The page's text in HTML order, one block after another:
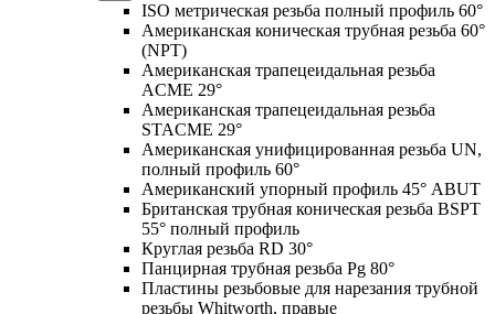
ISO метрическая резьба полный профиль 60°
Американская коническая трубная резьба 60°
(NPT)
Американская трапецеидальная резьба
ACME 29°
Американская трапецеидальная резьба
STACME 29°
Американская унифицированная резьба UN,
полный профиль 60°
Американский упорный профиль 45° ABUT
Британская трубная коническая резьба BSPT
55° полный профиль
Круглая резьба RD 30°
Панцирная трубная резьба Pg 80°
Пластины резьбовые для нарезания трубной
резьбы Whitworth, правые